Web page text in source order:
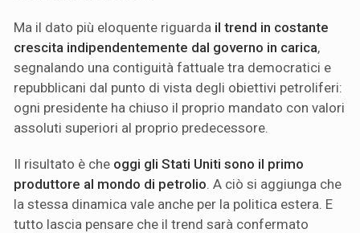
Ma il dato più eloquente riguarda il trend in costante
crescita indipendentemente dal governo in carica,
segnalando una contiguità fattuale tra democratici e
repubblicani dal punto di vista degli obiettivi petroliferi:
ogni presidente ha chiuso il proprio mandato con valori
assoluti superiori al proprio predecessore.
Il risultato è che oggi gli Stati Uniti sono il primo
produttore al mondo di petrolio . A ciò si aggiunga che
la stessa dinamica vale anche per la politica estera. E
tutto lascia pensare che il trend sarà confermato